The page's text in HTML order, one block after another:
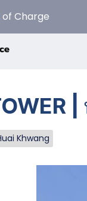
of Charge
Khwang